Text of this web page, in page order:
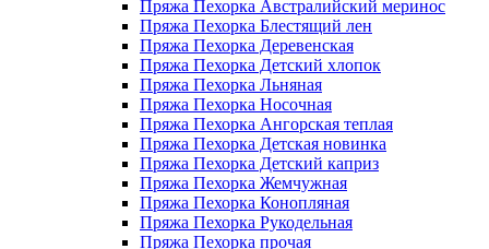
Пряжа Пехорка Австралийский меринос
Пряжа Пехорка Блестящий лен
Пряжа Пехорка Деревенская
Пряжа Пехорка Детский хлопок
Пряжа Пехорка Льняная
Пряжа Пехорка Носочная
Пряжа Пехорка Ангорская теплая
Пряжа Пехорка Детская новинка
Пряжа Пехорка Детский каприз
Пряжа Пехорка Жемчужная
Пряжа Пехорка Конопляная
Пряжа Пехорка Рукодельная
Пряжа Пехорка прочая